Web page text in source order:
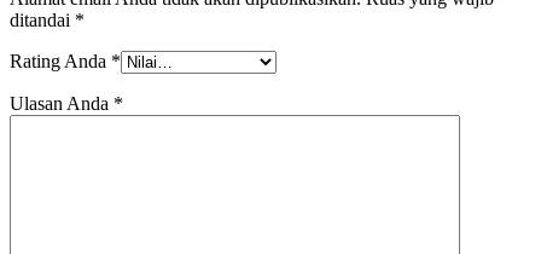
ditandai *
Rating Anda *
Ulasan Anda *